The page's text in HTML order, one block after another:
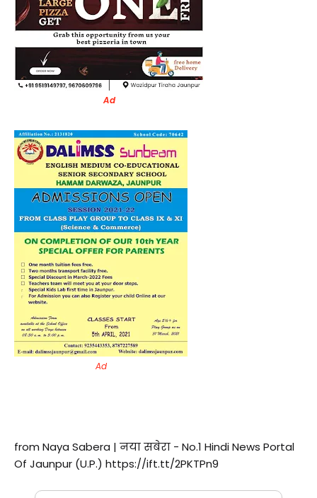
Ad
Ad
from Naya Sabera | नया सबेरा - No.1 Hindi News Portal
Of Jaunpur (U.P.) https://ift.tt/2PKTPn9